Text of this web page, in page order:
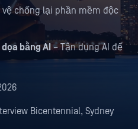
vệ chống lại phần mềm độc
bằng AI– Tận dụng AI để
Bicentennial, Sydney